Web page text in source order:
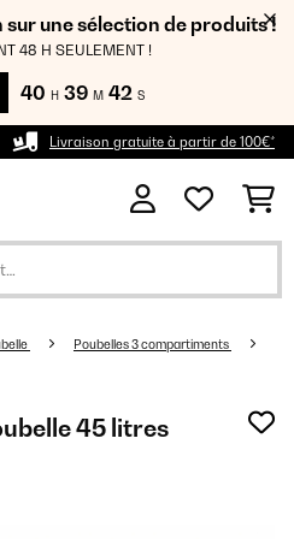
sur une sélection de produits !
48 H SEULEMENT !
40 H 39 M 41 S
Livraison gratuite à partir de 100€*
Poubelles 3 compartiments
45 litres